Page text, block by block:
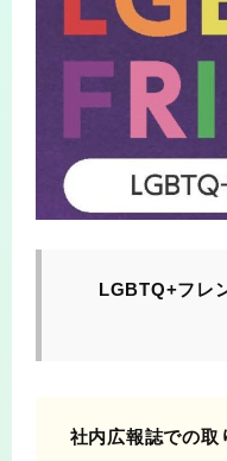
LGBTQ+フレ
社内広報誌での取